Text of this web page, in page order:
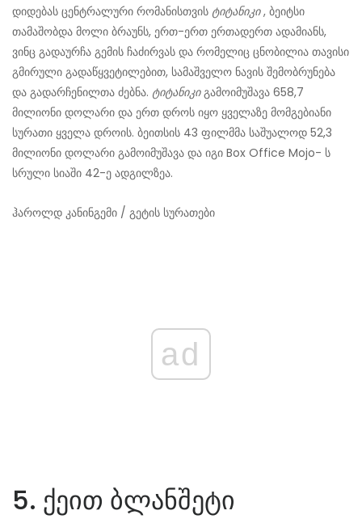
დიდებას ცენტრალური რომანისთვის ტიტანიკი, ბეიტსი
თამაშობდა მოლი ბრაუნს, ერთ-ერთ ერთადერთ ადამიანს,
ვინც გადაურჩა გემის ჩაძირვას და რომელიც ცნობილია თავისი
გმირული გადაწყვეტილებით, სამაშველო ნავის შემობრუნება
და გადარჩენილთა ძებნა. ტიტანიკიგამოიმუშავა 658,7
მილიონი დოლარი და ერთ დროს იყო ყველაზე მომგებიანი
სურათი ყველა დროის. ბეითსის 43 ფილმმა საშუალოდ 52,3
მილიონი დოლარი გამოიმუშავა და იგი Box Office Mojo- ს
სრული სიაში 42-ე ადგილზეა.
ჰაროლდ კანინგემი / გეტის სურათები
ad
5. ქეით ბლანშეტი